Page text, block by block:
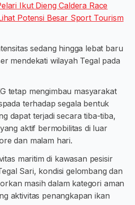
Ikut Dieng Caldera Race
Potensi Besar Sport Tourism
sedang hingga lebat baru
mendekati wilayah Tegal pada
tetap mengimbau masyarakat
terhadap segala bentuk
dapat terjadi secara tiba-tiba,
aktif bermobilitas di luar
dan malam hari.
maritim di kawasan pesisir
Sari, kondisi gelombang dan
masih dalam kategori aman
aktivitas penangkapan ikan